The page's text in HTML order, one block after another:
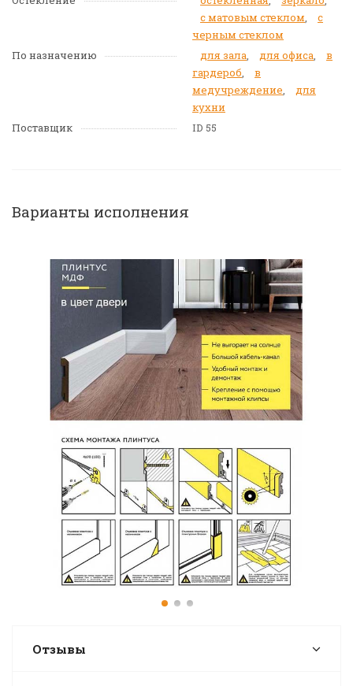
с матовым стеклом,
с
черным стеклом
По назначению
для зала, для офиса,
в
гардероб,
в
медучреждение,
для
кухни
Поставщик
ID 55
Варианты исполнения
Отзывы